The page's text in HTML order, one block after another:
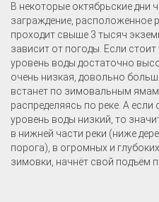
В некоторые октябрьские дни
заграждение, расположенное
проходит свыше 3 тысяч
зависит от погоды. Если
уровень воды достаточно
очень низкая, довольно
встанет по зимовальным
распределяясь по реке. А если
уровень воды низкий, то
в нижней части реки (ниже
порога), в огромных и
зимовки, начнёт свой подъём